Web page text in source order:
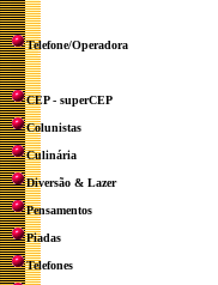
Telefone/Operadora
CEP - superCEP
Colunistas
Culinária
Diversão & Lazer
Pensamentos
Piadas
Telefones